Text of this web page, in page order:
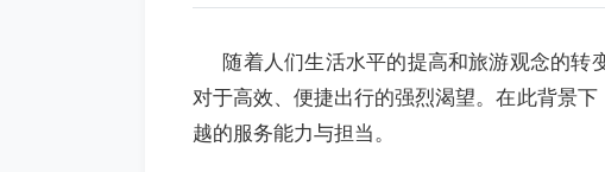
随着人们生活水平的提高和旅游观念的转
对于高效、便捷出行的强烈渴望。在此背景
越的服务能力与担当。